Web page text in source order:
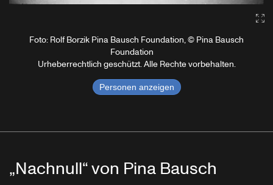
Foto: Rolf Borzik Pina Bausch Foundation, © Pina Bausch
Foundation
Urheberrechtlich geschützt. Alle Rechte vorbehalten.
Personen anzeigen
„Nachnull“ von Pina Bausch